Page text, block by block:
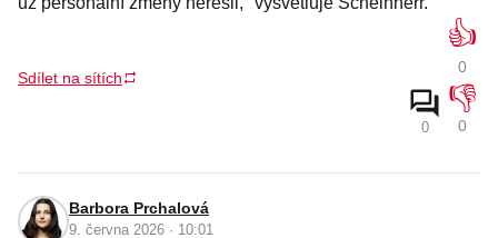
Sdílet na sítích
0
👍
0
👎
0
Barbora Prchalová
9. června 2026 · 10:01